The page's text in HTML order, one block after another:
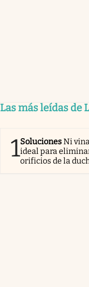
Las más leídas de
1SolucionesNi
ideal para
orificios de la